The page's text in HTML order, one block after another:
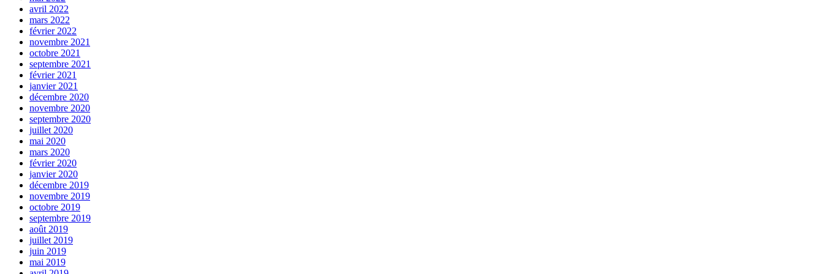
avril 2022
mars 2022
février 2022
novembre 2021
octobre 2021
septembre 2021
février 2021
janvier 2021
décembre 2020
novembre 2020
septembre 2020
juillet 2020
mai 2020
mars 2020
février 2020
janvier 2020
décembre 2019
novembre 2019
octobre 2019
septembre 2019
août 2019
juillet 2019
juin 2019
mai 2019